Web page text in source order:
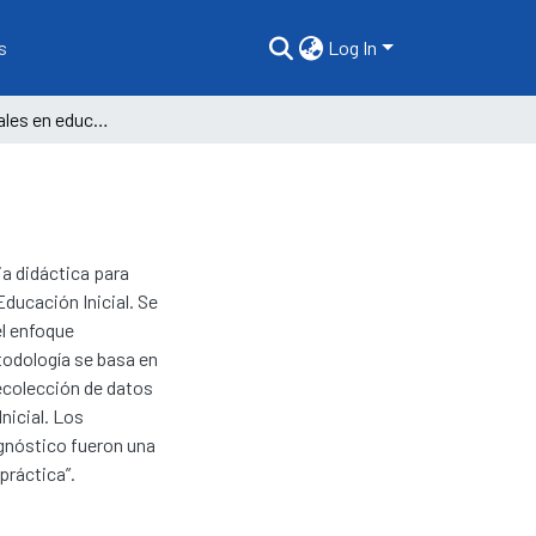
Log In
Los juegos verbales en educación inicial
didáctica para
Inicial. Se
enfoque
se basa en
de datos
Los
fueron una